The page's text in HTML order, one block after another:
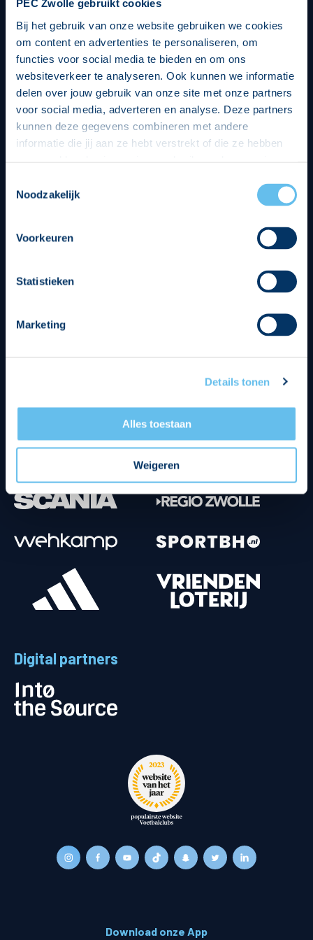
PEC Zwolle gebruikt cookies
Bij het gebruik van onze website gebruiken we cookies
om content en advertenties te personaliseren, om
functies voor social media te bieden en om ons
websiteverkeer te analyseren. Ook kunnen we informatie
delen over jouw gebruik van onze site met onze partners
voor social media, adverteren en analyse. Deze partners
kunnen deze gegevens combineren met andere
informatie die jij aan ze hebt verstrekt of die ze hebben
op een veilige en integere wijze. Je kunt je toestemming
beheren op de privacy- en cookieverklaring pagina.
Noodzakelijk
Voorkeuren
Statistieken
Marketing
Details tonen
Alles toestaan
Weigeren
Digital partners
Download onze App